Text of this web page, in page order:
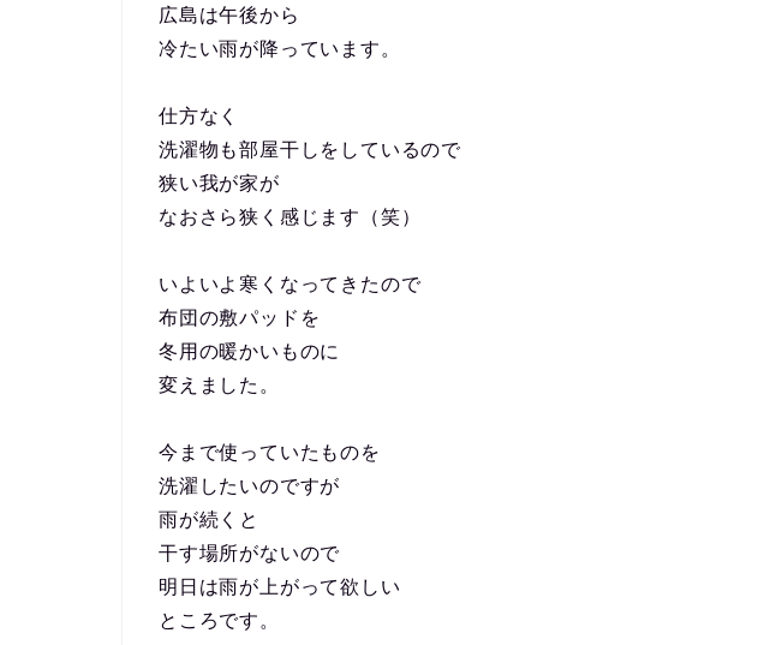
広島は午後から
冷たい雨が降っています。
仕方なく
洗濯物も部屋干しをしているので
狭い我が家が
なおさら狭く感じます（笑）
いよいよ寒くなってきたので
布団の敷パッドを
冬用の暖かいものに
変えました。
今まで使っていたものを
洗濯したいのですが
雨が続くと
干す場所がないので
明日は雨が上がって欲しい
ところです。